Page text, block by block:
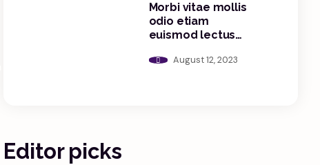
Morbi vitae mollis
odio etiam
euismod lectus
August 12, 2023
Editor picks